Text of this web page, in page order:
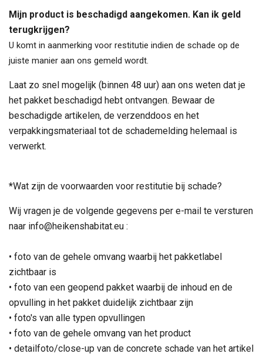
Mijn product is beschadigd aangekomen. Kan ik geld
terugkrijgen?
U komt in aanmerking voor restitutie indien de schade op de
juiste manier aan ons gemeld wordt.
Laat zo snel mogelijk (binnen 48 uur) aan ons weten dat je
het pakket beschadigd hebt ontvangen. Bewaar de
beschadigde artikelen, de verzenddoos en het
verpakkingsmateriaal tot de schademelding helemaal is
verwerkt.
*Wat zijn de voorwaarden voor restitutie bij schade?
Wij vragen je de volgende gegevens per e-mail te versturen
naar info@heikenshabitat.eu :
• foto van de gehele omvang waarbij het pakketlabel
zichtbaar is
• foto van een geopend pakket waarbij de inhoud en de
opvulling in het pakket duidelijk zichtbaar zijn
• foto's van alle typen opvullingen
• foto van de gehele omvang van het product
• detailfoto/close-up van de concrete schade van het artikel